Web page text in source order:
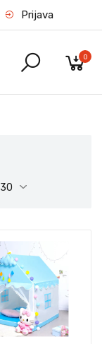
Prijava
0
30